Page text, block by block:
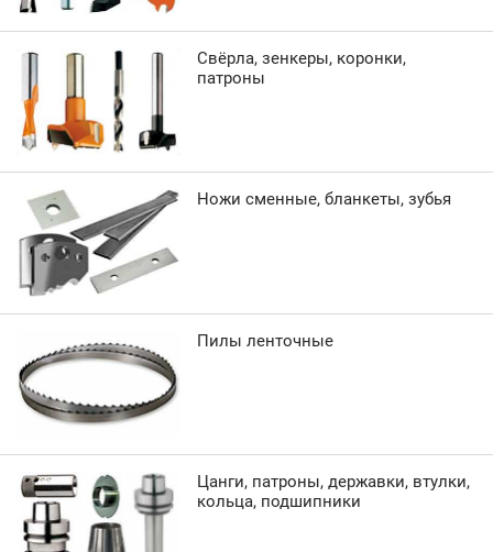
Свёрла, зенкеры, коронки,
патроны
Ножи сменные, бланкеты, зубья
Пилы ленточные
Цанги, патроны, державки, втулки,
кольца, подшипники